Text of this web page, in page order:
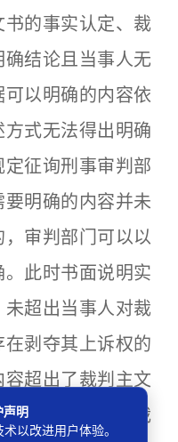
的事实认定、裁
结论且当事人无
以明确的内容依
式无法得出明确
征询刑事审判部
明确的内容并未
审判部门可以以
此时书面说明实
超出当事人对裁
剥夺其上诉权的
超出了裁判主文
应当通过依法裁
声明
以改进用户体验。